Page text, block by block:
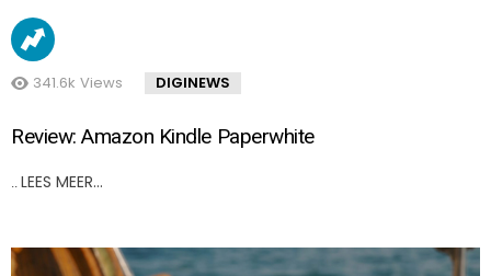
341.6k Views DIGINEWS
Review: Amazon Kindle Paperwhite
.. LEES MEER…